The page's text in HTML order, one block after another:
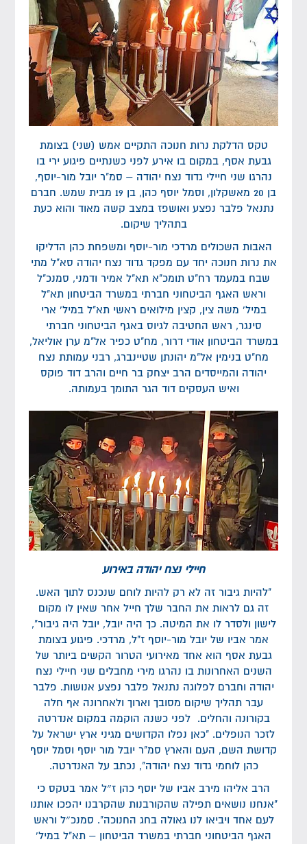
טקס הדלקת נרות חנוכה התקיים אמש (שני) בצומת
גבעת אסף, במקום בו אירע לפני כשנתיים פיגוע ירי בו
נהרגו שני חיילי גדוד נצח יהודה – סמ"ר יובל מור-יוסף,
בן 20 מאשקלון, וסמל יוסף כהן, בן 19 מבית שמש. חברם
נתנאל פלבר נפצע ואושפז במצב קשה מאוד והוא כעת
בתהליך שיקום.
האבות השכולים מרדכי מור-יוסף ומשפחת כהן הדליקו
את נרות חנוכה יחד עם מפקד גדוד נצח יהודה סא"ל מתי
שבח במעמד רח"ט תומכ"א תא"ל אמיר ודמני, סמנכ"ל
וראש האגף הביטחוני חברתי במשרד הביטחון תא"ל
במיל' משה צין, קצין מילואים ראשי תא"ל במיל' ארי
סינגר, ראש החטיבה לגיוס באגף הביטחוני חברתי
במשרד הביטחון אודי דרור, מח"ט כפיר אל"מ ערן אוליאל,
מח"ט בנימין אל"מ יהונתן שטיינברג, רבני עמותת נצח
יהודה והמייסדים הרב יצחק בר חיים והרב דוד פוקס
ואיש העסקים דוד הגר התומך בעמותה.
חיילי נצח יהודה באירוע
"להיות גיבור זה לא רק להיות לוחם שנכנס לתוך האש.
זה גם לראות את החבר שלך חייל אחר שאין לו מקום
לישון ולסדר לו את המיטה. כך היה יובל, יובל היה גיבור",
אמר אביו של יובל מור-יוסף ז"ל, מרדכי. פיגוע בצומת
גבעת אסף הוא אחד מאירועי הטרור הקשים ביותר של
השנים האחרונות בו נהרגו מירי מחבלים שני חיילי נצח
יהודה וחברם לפלוגה נתנאל פלבר נפצע אנושות. פלבר
עבר תהליך שיקום מסובך וארוך ולאחרונה אף חלה
בקורונה והחלים. לפני כשנה הוקמה במקום אנדרטה
לזכר הנופלים. "כאן נפלו הקדושים מגיני ארץ ישראל על
קדושת השם, העם והארץ סמ"ר יובל מור יוסף וסמל יוסף
כהן לוחמי גדוד נצח יהודה", נכתב על האנדרטה.
הרב אליהו מירב אביו של יוסף כהן ז״ל אמר בטקס כי
"אנחנו נושאים תפילה שהקורבנות שהקרבנו יהפכו אותנו
לעם אחד ויביאו לנו גאולה בחג החנוכה". סמנכ״ל וראש
האגף הביטחוני חברתי במשרד הביטחון – תא"ל במיל'